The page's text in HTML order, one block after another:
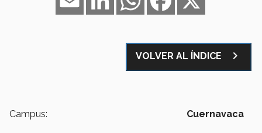
VOLVER AL ÍNDICE navigate_next
Campus: Cuernavaca